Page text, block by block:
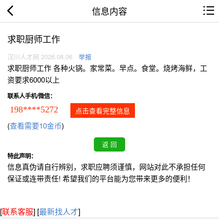
信息内容
求职厨师工作
汉川人才网 2026.08.06 举报
求职厨师工作 各种火锅。家常菜。早点。食堂。烧烤海鲜，工
资要求6000以上
联系人手机/微信：
198****5272 点击查看完整信息
(查看需要10金币)
特此声明：
信息真伪请自行辨别，求职应聘须谨慎，网站对此不承担任何
保证或连带责任! 希望我们的平台能为您带来更多的便利！
[联系客服] [最新找人才]